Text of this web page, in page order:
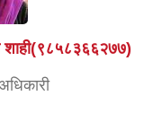
शाही(९८५८३६६२७७)